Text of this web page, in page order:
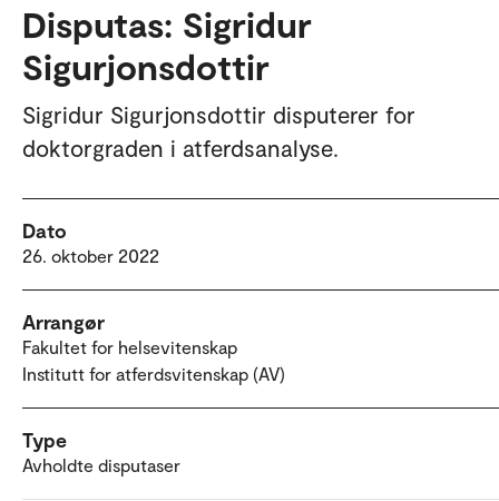
Disputas: Sigridur
Sigurjonsdottir
Sigridur Sigurjonsdottir disputerer for
doktorgraden i atferdsanalyse.
Dato
26. oktober 2022
Arrangør
Fakultet for helsevitenskap
Institutt for atferdsvitenskap (AV)
Type
Avholdte disputaser